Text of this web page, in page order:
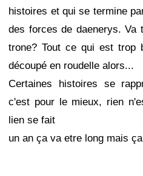
histoires et qui se termine
des forces de daenerys. Va
trone? Tout ce qui est trop
découpé en roudelle alors...
Certaines histoires se
c'est pour le mieux, rien
lien se fait
un an ça va etre long mais